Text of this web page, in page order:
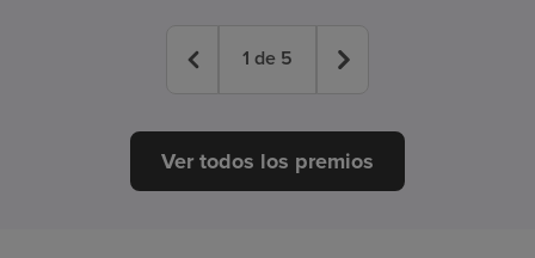
1 de 5
Ver todos los premios